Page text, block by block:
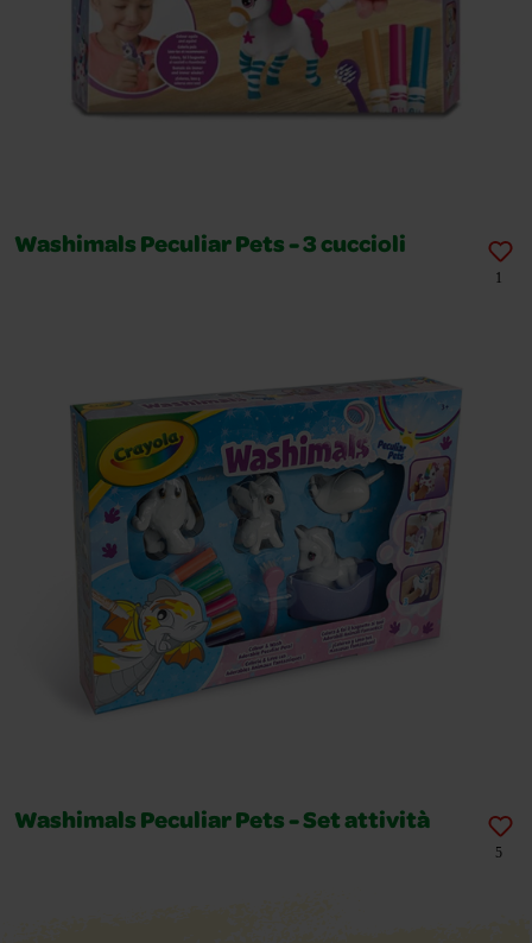
Washimals Peculiar Pets - 3 cuccioli
1
Washimals Peculiar Pets - Set attività
5